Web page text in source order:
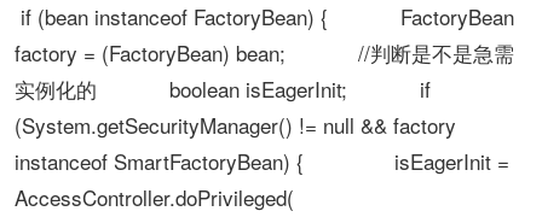
if (bean instanceof FactoryBean) { FactoryBean
factory = (FactoryBean) bean; //判断是不是急需
实例化的 boolean isEagerInit; if
(System.getSecurityManager() != null && factory
instanceof SmartFactoryBean) { isEagerInit =
AccessController.doPrivileged(